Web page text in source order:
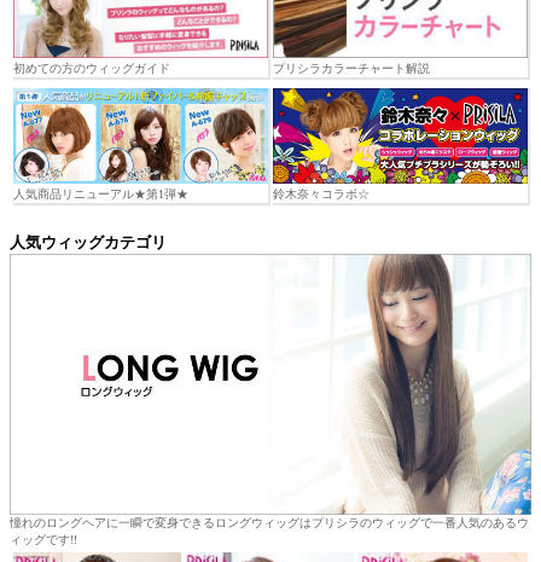
初めての方のウィッグガイド プリシラカラーチャート解説
人気商品リニューアル★第1弾★ 鈴木奈々コラボ☆
人気ウィッグカテゴリ
憧れのロングヘアに一瞬で変身できるロングウィッグはプリシラのウィッグで一番人気のあるウ
ィッグです!!